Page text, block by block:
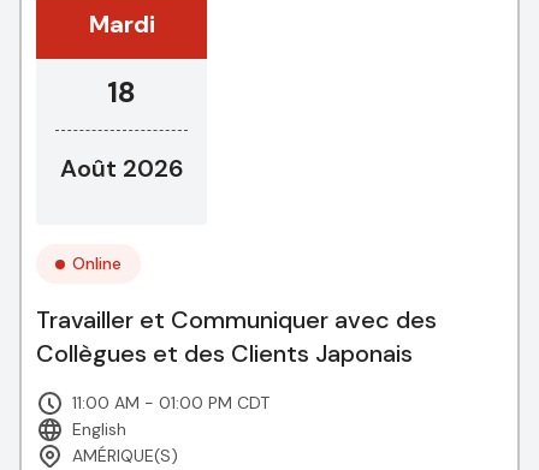
Mardi
18
Août 2026
Online
Travailler et Communiquer avec des
Collègues et des Clients Japonais
11:00 AM - 01:00 PM CDT
English
AMÉRIQUE(S)